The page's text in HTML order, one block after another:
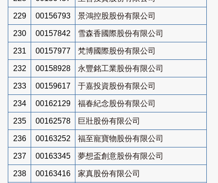
229 00156793 景鴻控股股份有限公司
230 00157842 雪森香國際股份有限公司
231 00157977 梵博國際股份有限公司
232 00158928 永豐銘工業股份有限公司
233 00159617 于嘉投資股份有限公司
234 00162129 福春紀念股份有限公司
235 00162578 巨壯股份有限公司
236 00163252 福至寵寶物股份有限公司
237 00163345 夢想盃創意股份有限公司
238 00163416 家真股份有限公司